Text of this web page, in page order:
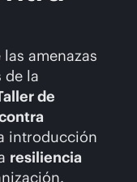
amenazas
de la
de
introducción
resiliencia